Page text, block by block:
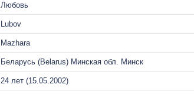
Любовь
Lubov
Mazhara
Беларусь (Belarus) Минская обл. Минск
24 лет (15.05.2002)